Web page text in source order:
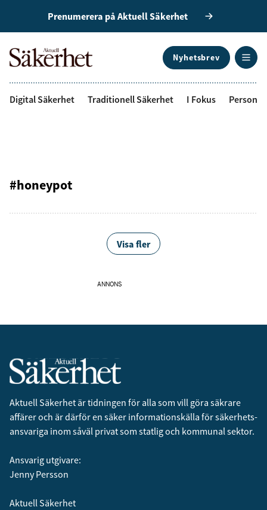
Prenumerera på Aktuell Säkerhet
Nyhetsbrev
Digital Säkerhet Traditionell Säkerhet I Fokus
#honeypot
Visa fler
ANNONS
Aktuell Säkerhet är tidningen för alla som vill göra säkrare
affärer och är därför en säker informationskälla för säkerhets­
ansvariga inom såväl privat som statlig och kommunal sektor.
Ansvarig utgivare:
Jenny Persson
Aktuell Säkerhet